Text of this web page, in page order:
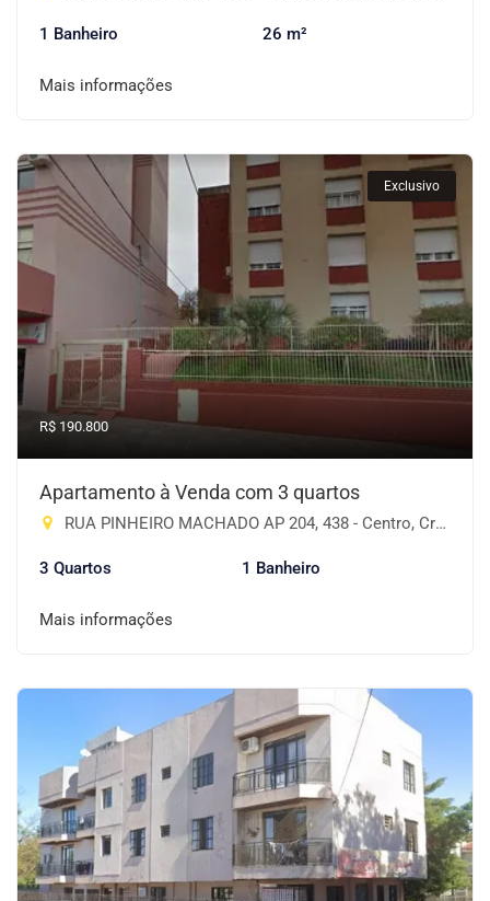
1 Banheiro 26 m²
Mais informações
Exclusivo
R$ 190.800
Apartamento à Venda com 3 quartos
RUA PINHEIRO MACHADO AP 204, 438 - Centro, Cruz Alta-RS
3 Quartos 1 Banheiro
Mais informações